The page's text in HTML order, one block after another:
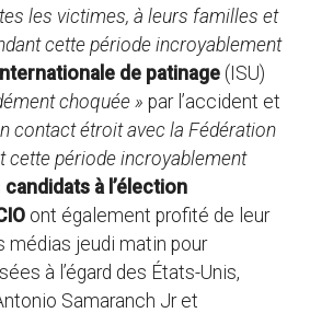
les victimes, à leurs familles et
cette période incroyablement
de patinage (ISU)
choquée » par l’accident et
contact étroit avec la Fédération
cette période incroyablement
candidats à l’élection
ont également profité de leur
médias jeudi matin pour
à l’égard des États-Unis,
Samaranch Jr et